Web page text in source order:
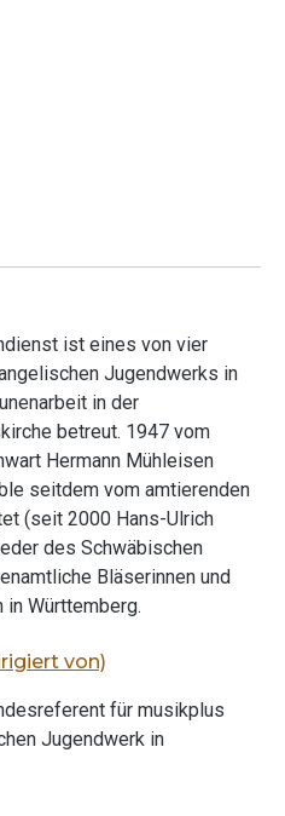
ist eines von vier
Jugendwerks in
in der
betreut. 1947 vom
Hermann Mühleisen
seitdem vom amtierenden
(seit 2000 Hans-Ulrich
des Schwäbischen
Bläserinnen und
in Württemberg.
von)
für musikplus
Jugendwerk in